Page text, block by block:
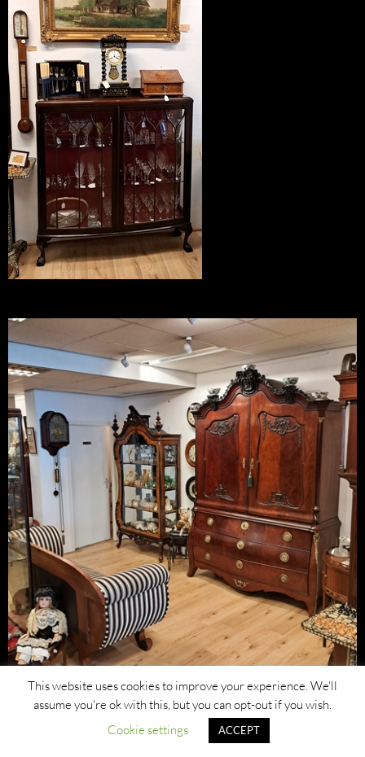
This website uses cookies to improve your experience. We'll
assume you're ok with this, but you can opt-out if you wish.
Cookie settings
ACCEPT